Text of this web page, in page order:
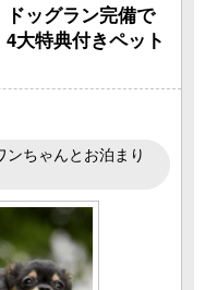
ッグラン完備で
大特典付きペット
ンちゃんとお泊まり